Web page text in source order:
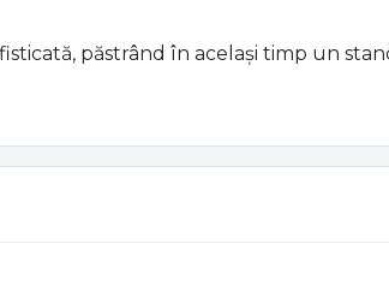
păstrând în același timp un